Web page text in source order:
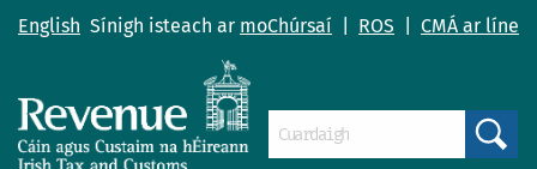
English Sínigh isteach ar moChúrsaí ROS CMÁ ar líne